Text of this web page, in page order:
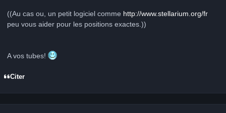
((Au cas ou, un petit logiciel comme http://www.stellarium.org/fr
peu vous aider pour les positions exactes.))
A vos tubes!
Citer